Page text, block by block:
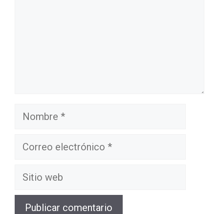
Nombre
Correo
Sitio